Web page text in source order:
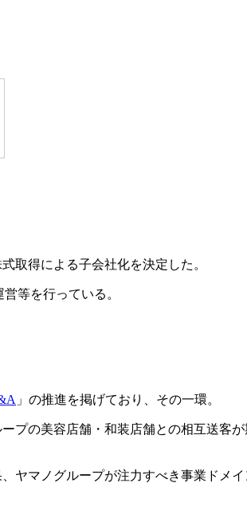
取得による子会社化を決定した。
等を行っている。
」の推進を掲げており、その一環。
プの美容店舗・和装店舗との相互送客
ヤマノグループが注力すべき事業ドメ